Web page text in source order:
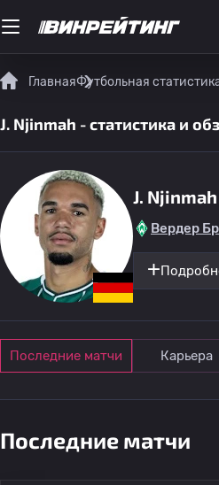
ГлавнаяФутбольная
J. Njinmah - статистика и
J. Njinmah
Вердер
Последние матчи Карьера
Последние матчи